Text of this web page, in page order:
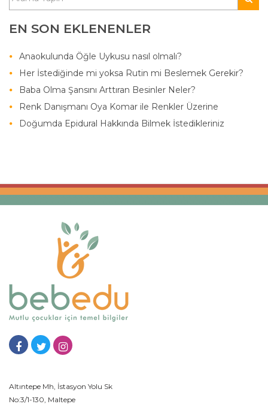
EN SON EKLENENLER
Anaokulunda Öğle Uykusu nasıl olmalı?
Her İstediğinde mi yoksa Rutin mi Beslemek Gerekir?
Baba Olma Şansını Arttıran Besinler Neler?
Renk Danışmanı Oya Komar ile Renkler Üzerine
Doğumda Epidural Hakkında Bilmek İstedikleriniz
Altıntepe Mh, İstasyon Yolu Sk
No:3/1-130, Maltepe